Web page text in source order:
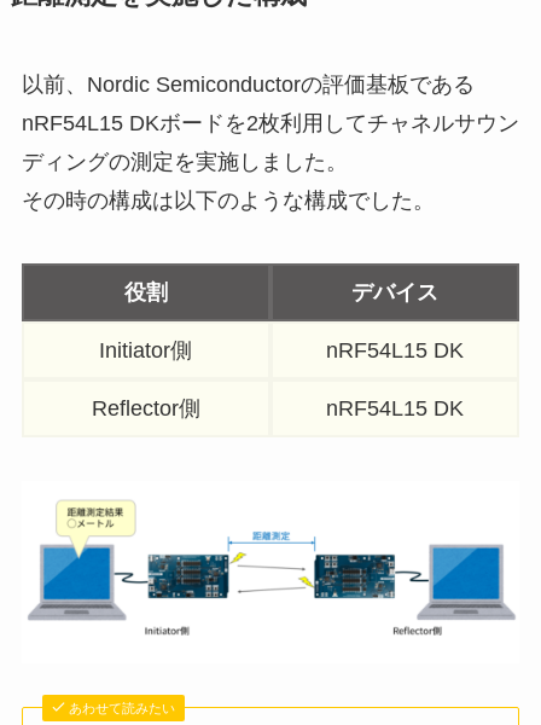
以前、Nordic Semiconductorの評価基板である
nRF54L15 DKボードを2枚利用してチャネルサウン
ディングの測定を実施しました。
その時の構成は以下のような構成でした。
役割 デバイス
Initiator側 nRF54L15 DK
Reflector側 nRF54L15 DK
あわせて読みたい